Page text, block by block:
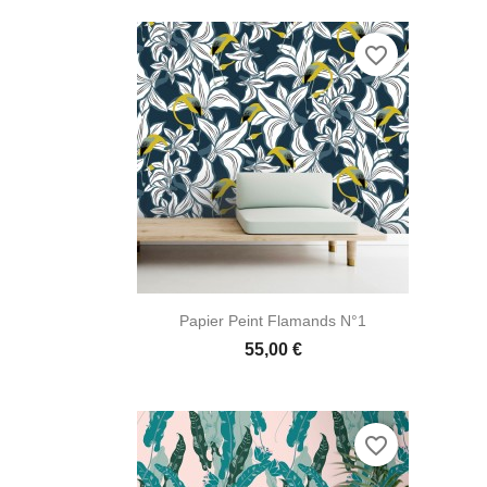
Aperçu rapide
Papier Peint Flamands N°1
55,00 €
favorite_border
favorite_border